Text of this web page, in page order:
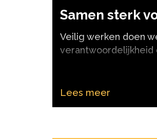
Samen sterk
Veilig werken doen
verantwoordelijkheid
Lees meer